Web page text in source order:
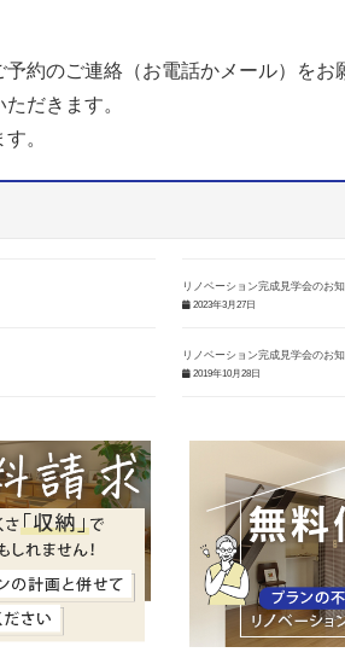
約のご連絡（お電話かメール）をお
だきます。
。
リノベーション完成見学会のお
2023年3月27日
リノベーション完成見学会のお
2019年10月28日